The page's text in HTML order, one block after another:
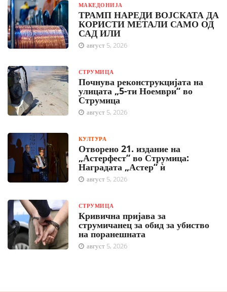
МАКЕДОНИЈА
ТРАМП НАРЕДИ ВОЈСКАТА ДА
КОРИСТИ МЕТАЛИ САМО ОД
САД ИЛИ
август 5, 2026
СТРУМИЦА
Почнува реконструкцијата на
улицата „5-ти Ноември“ во
Струмица
август 5, 2026
КУЛТУРА
Отворено 21. издание на
„Астерфест“ во Струмица:
Наградата „Астер“ ѝ
август 5, 2026
СТРУМИЦА
Кривична пријава за
струмичанец за обид за убиство
на поранешната
август 5, 2026